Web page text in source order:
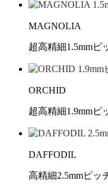
MAGNOLIA
超高精細1.5mm
ORCHID
超高精細1.9mm
DAFFODIL
高精細2.5mmピ